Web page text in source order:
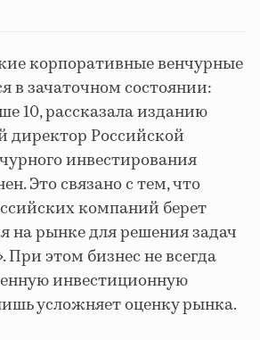
корпоративные венчурные
в зачаточном состоянии:
10, рассказала изданию
директор Российской
инвестирования
Это связано с тем, что
компаний берет
на рынке для решения задач
При этом бизнес не всегда
инвестиционную
усложняет оценку рынка.